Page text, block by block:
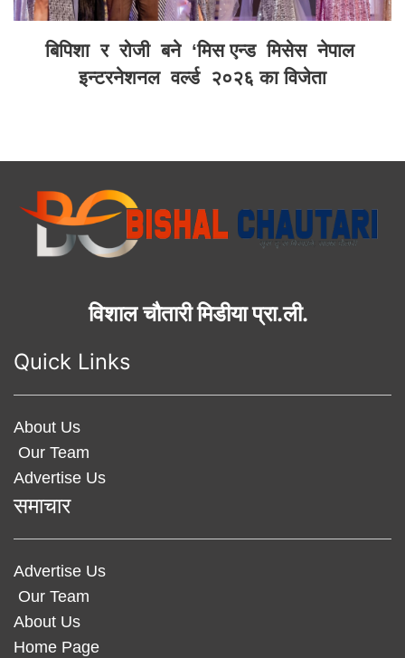
बिपिशा र रोजी बने ‘मिस एन्ड मिसेस नेपाल
इन्टरनेशनल वर्ल्ड २०२६ का विजेता
विशाल चौतारी मिडीया प्रा.ली.
Quick Links
About Us
Our Team
Advertise Us
समाचार
Advertise Us
Our Team
About Us
Home Page